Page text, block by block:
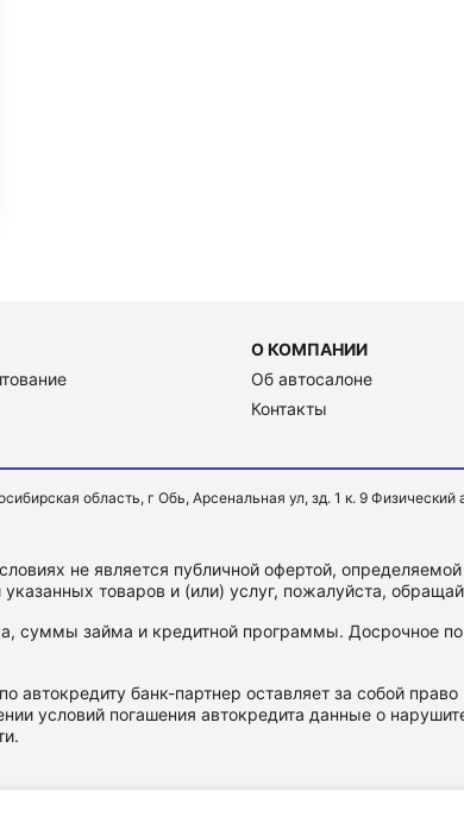
О КОМПАНИИ
Об автосалоне
Контакты
область, г Обь, Арсенальная ул, зд. 1 к. 9 Физический
не является публичной офертой,
товаров и (или) услуг, пожалуйста,
суммы займа и кредитной программы. Досрочное
банк-партнер оставляет за собой
условий погашения автокредита данные о